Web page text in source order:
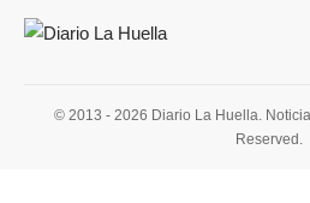
© 2013 - 2026 Diario La Huella.
Reserved.